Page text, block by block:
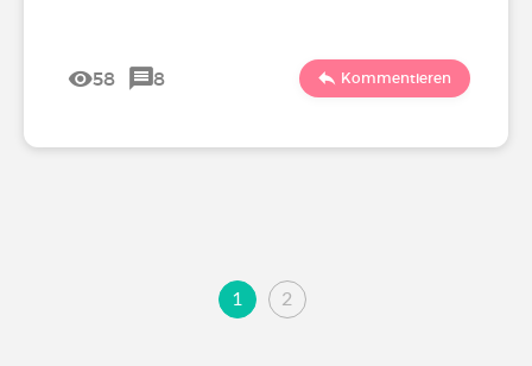
58 8 Kommentieren
1 2